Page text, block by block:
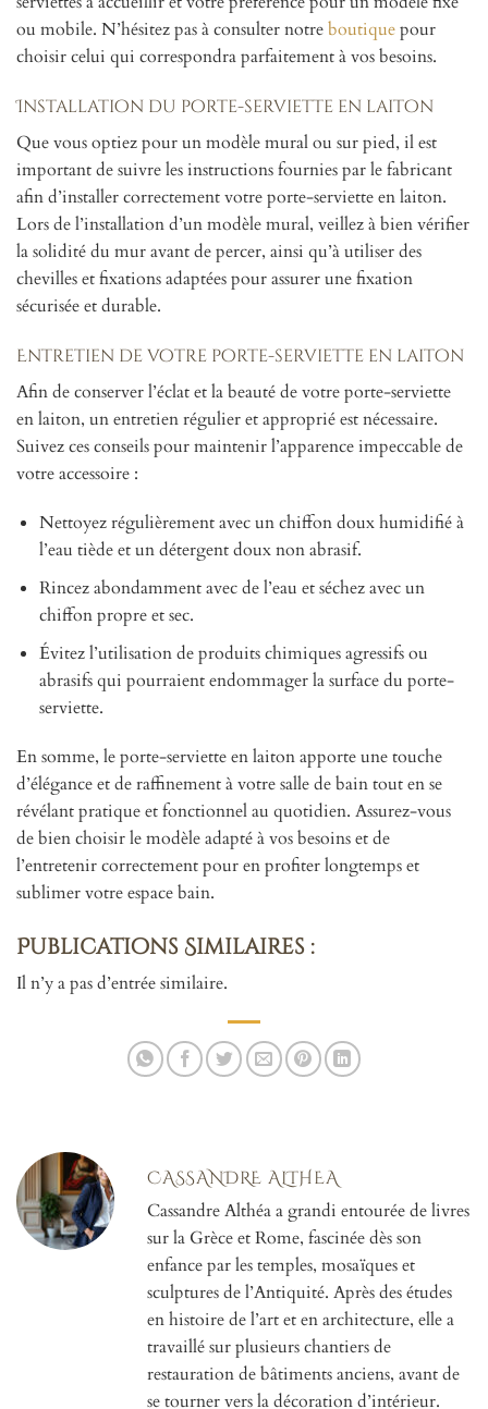
ou mobile. N’hésitez pas à consulter notreboutiquepour
choisir celui qui correspondra parfaitement à vos besoins.
Installation du porte-serviette en laiton
Que vous optiez pour un modèle mural ou sur pied, il est
important de suivre les instructions fournies par le fabricant
afin d’installer correctement votre porte-serviette en laiton.
Lors de l’installation d’un modèle mural, veillez à bien vérifier
la solidité du mur avant de percer, ainsi qu’à utiliser des
chevilles et fixations adaptées pour assurer une fixation
sécurisée et durable.
Entretien de votre porte-serviette en laiton
Afin de conserver l’éclat et la beauté de votre porte-serviette
en laiton, un entretien régulier et approprié est nécessaire.
Suivez ces conseils pour maintenir l’apparence impeccable de
votre accessoire :
Nettoyez régulièrement avec un chiffon doux humidifié à
l’eau tiède et un détergent doux non abrasif.
Rincez abondamment avec de l’eau et séchez avec un
chiffon propre et sec.
Évitez l’utilisation de produits chimiques agressifs ou
abrasifs qui pourraient endommager la surface du porte-
serviette.
En somme, le porte-serviette en laiton apporte une touche
d’élégance et de raffinement à votre salle de bain tout en se
révélant pratique et fonctionnel au quotidien. Assurez-vous
de bien choisir le modèle adapté à vos besoins et de
l’entretenir correctement pour en profiter longtemps et
sublimer votre espace bain.
Publications Similaires :
Il n’y a pas d’entrée similaire.
CASSANDRE ALTHEA
Cassandre Althéa a grandi entourée de livres
sur la Grèce et Rome, fascinée dès son
enfance par les temples, mosaïques et
sculptures de l’Antiquité. Après des études
en histoire de l’art et en architecture, elle a
travaillé sur plusieurs chantiers de
restauration de bâtiments anciens, avant de
se tourner vers la décoration d’intérieur.